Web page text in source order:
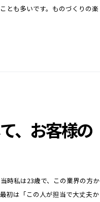
とも多いです。ものづくりの楽
、お客様の
時私は23歳で、この業界の方か
初は「この人が担当で大丈夫か